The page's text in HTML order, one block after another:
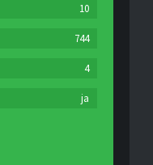
10
744
4
ja